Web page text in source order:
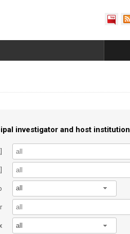
investigator and host institution
all
all